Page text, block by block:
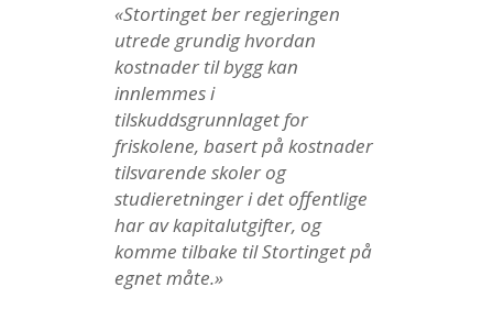
«Stortinget ber regjeringen
utrede grundig hvordan
kostnader til bygg kan
innlemmes i
tilskuddsgrunnlaget for
friskolene, basert på kostnader
tilsvarende skoler og
studieretninger i det offentlige
har av kapitalutgifter, og
komme tilbake til Stortinget på
egnet måte.»